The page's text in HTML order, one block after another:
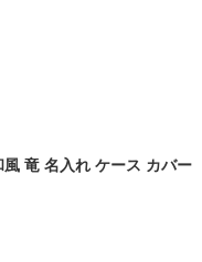
風 竜 名入れ ケース カバー